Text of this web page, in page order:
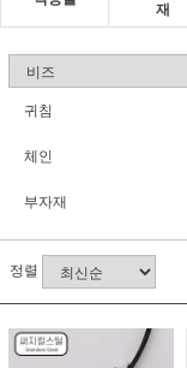
재
귀침
체인
부자재
정렬